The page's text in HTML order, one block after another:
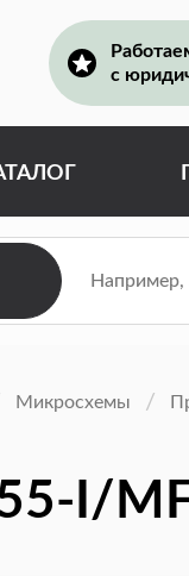
с
Микросхемы
I/